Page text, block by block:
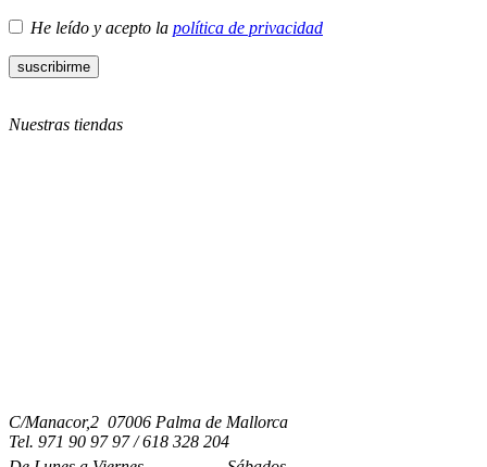
He leído y acepto la política de privacidad
Nuestras tiendas
C/Manacor,2 07006 Palma de Mallorca
Tel. 971 90 97 97 / 618 328 204